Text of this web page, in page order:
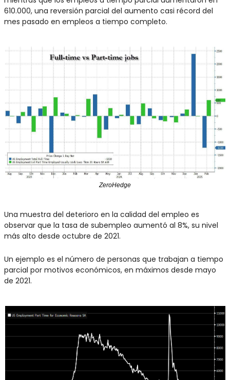
610.000, una reversión parcial del aumento casi récord del
mes pasado en empleos a tiempo completo.
ZeroHedge
Una muestra del deterioro en la calidad del empleo es
observar que la tasa de subempleo aumentó al 8%, su nivel
más alto desde octubre de 2021.
Un ejemplo es el número de personas que trabajan a tiempo
parcial por motivos económicos, en máximos desde mayo
de 2021.